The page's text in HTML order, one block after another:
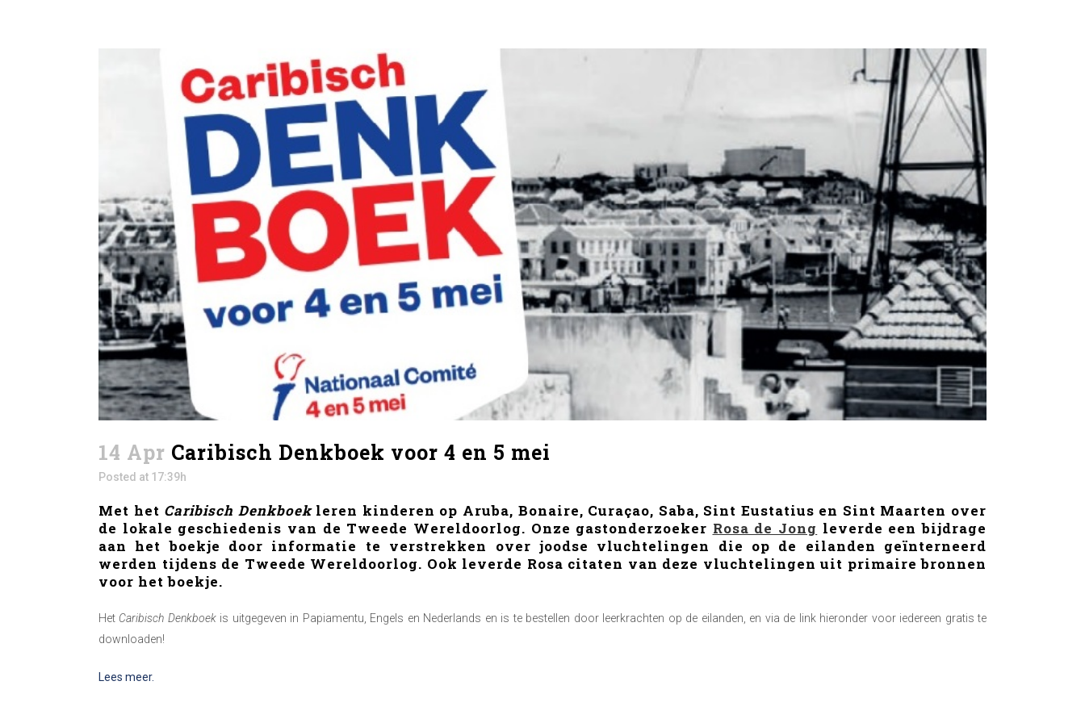
14 Apr Caribisch Denkboek voor 4 en 5 mei
Posted at 17:39h
Met het Caribisch Denkboekleren kinderen op Aruba, Bonaire, Curaçao, Saba, Sint Eustatius en Sint Maarten over
de lokale geschiedenis van de Tweede Wereldoorlog. Onze gastonderzoeker Rosa de Jong leverde een bijdrage
aan het boekje door informatie te verstrekken over joodse vluchtelingen die op de eilanden geïnterneerd
werden tijdens de Tweede Wereldoorlog. Ook leverde Rosa citaten van deze vluchtelingen uit primaire bronnen
voor het boekje.
Het Caribisch Denkboekis uitgegeven in Papiamentu, Engels en Nederlands en is te bestellen door leerkrachten op de eilanden, en via de link hieronder voor iedereen gratis te
downloaden!
Lees meer.